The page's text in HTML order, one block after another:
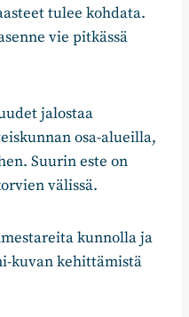
tulee kohdata.
vie pitkässä
jalostaa
osa-alueilla,
Suurin este on
välissä.
kunnolla ja
kuvan kehittämistä